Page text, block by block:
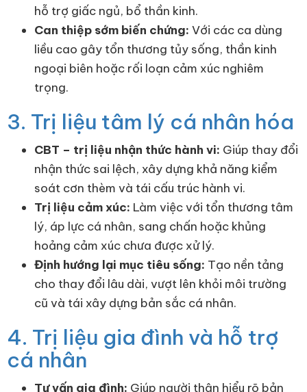
hỗ trợ giấc ngủ, bổ thần kinh.
Can thiệp sớm biến chứng: Với các ca dùng
liều cao gây tổn thương tủy sống, thần kinh
ngoại biên hoặc rối loạn cảm xúc nghiêm
trọng.
3. Trị liệu tâm lý cá nhân hóa
CBT – trị liệu nhận thức hành vi: Giúp thay đổi
nhận thức sai lệch, xây dựng khả năng kiểm
soát cơn thèm và tái cấu trúc hành vi.
Trị liệu cảm xúc: Làm việc với tổn thương tâm
lý, áp lực cá nhân, sang chấn hoặc khủng
hoảng cảm xúc chưa được xử lý.
Định hướng lại mục tiêu sống: Tạo nền tảng
cho thay đổi lâu dài, vượt lên khỏi môi trường
cũ và tái xây dựng bản sắc cá nhân.
4. Trị liệu gia đình và hỗ trợ
cá nhân
Tư vấn gia đình: Giúp người thân hiểu rõ bản